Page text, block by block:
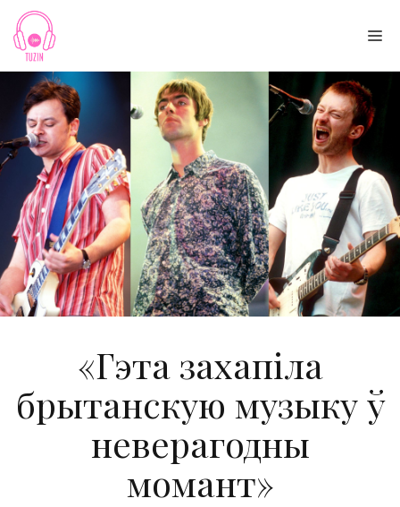
Skip
content
«Гэта захапіла
брытанскую музыку ў
неверагодны
момант»